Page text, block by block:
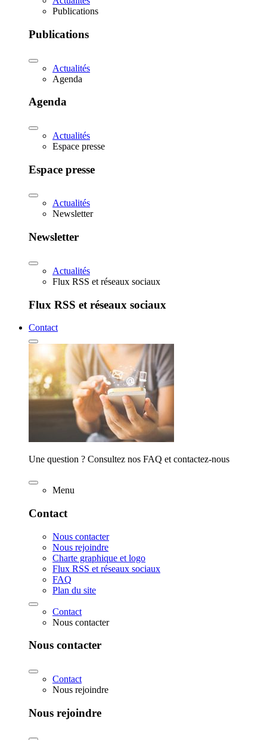
Publications
Publications
Actualités
Agenda
Agenda
Actualités
Espace presse
Espace presse
Actualités
Newsletter
Newsletter
Actualités
Flux RSS et réseaux sociaux
Flux RSS et réseaux sociaux
Contact
Une question ? Consultez nos FAQ et contactez-nous
Menu
Contact
Nous contacter
Nous rejoindre
Charte graphique et logo
Flux RSS et réseaux sociaux
FAQ
Plan du site
Contact
Nous contacter
Nous contacter
Contact
Nous rejoindre
Nous rejoindre